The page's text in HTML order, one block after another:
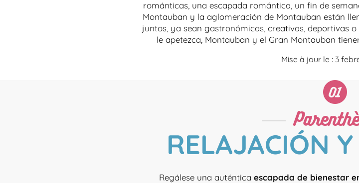
románticas, una escapada romántica, un fin de
Montauban y la aglomeración de Montauban están
juntos, ya sean gastronómicas, creativas, deportivas
le apetezca, Montauban y el Gran Montauban
Mise à jour le : 3
RELAJACIÓN
Regálese una auténtica escapada de bienestar